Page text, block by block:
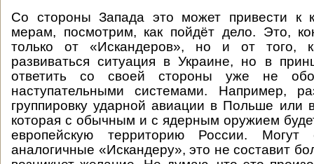
Со стороны Запада это может привести к
мерам, посмотрим, как пойдёт дело. Это,
только от «Искандеров», но и от того,
развиваться ситуация в Украине, но в
ответить со своей стороны уже не
наступательными системами. Например,
группировку ударной авиации в Польше или
которая с обычным и с ядерным оружием
европейскую территорию России. Могут
аналогичные «Искандеру», это не составит